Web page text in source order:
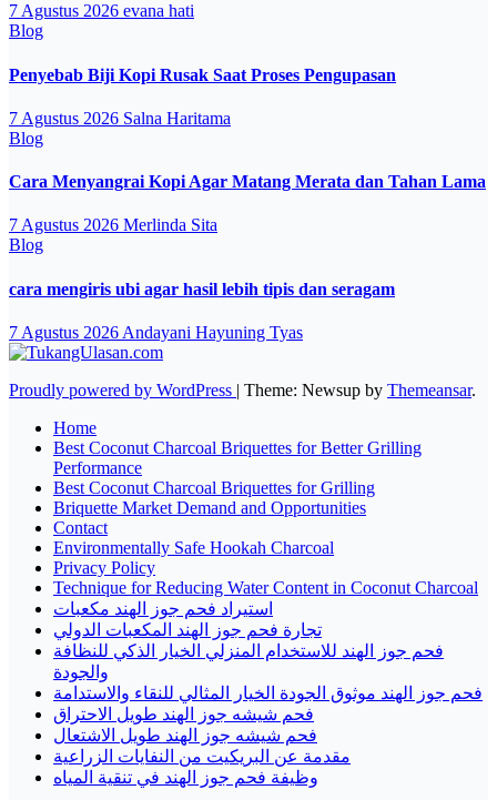
7 Agustus 2026 evana hati
Blog
Penyebab Biji Kopi Rusak Saat Proses Pengupasan
7 Agustus 2026 Salna Haritama
Blog
Cara Menyangrai Kopi Agar Matang Merata dan Tahan Lama
7 Agustus 2026 Merlinda Sita
Blog
cara mengiris ubi agar hasil lebih tipis dan seragam
7 Agustus 2026 Andayani Hayuning Tyas
Proudly powered by WordPress | Theme: Newsup by Themeansar.
Home
Best Coconut Charcoal Briquettes for Better Grilling
Performance
Best Coconut Charcoal Briquettes for Grilling
Briquette Market Demand and Opportunities
Contact
Environmentally Safe Hookah Charcoal
Privacy Policy
Technique for Reducing Water Content in Coconut Charcoal
استيراد فحم جوز الهند مكعبات
تجارة فحم جوز الهند المكعبات الدولي
فحم جوز الهند للاستخدام المنزلي الخيار الذكي للنظافة
والجودة
فحم جوز الهند موثوق الجودة الخيار المثالي للنقاء والاستدامة
فحم شيشه جوز الهند طويل الاحتراق
فحم شيشه جوز الهند طويل الاشتعال
مقدمة عن البريكيت من النفايات الزراعية
وظيفة فحم جوز الهند في تنقية المياه